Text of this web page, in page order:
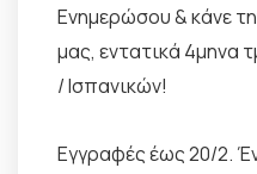
Ενημερώσου & κάνε
μας, εντατικά 4μηνα
/ Ισπανικών!
Εγγραφές έως 20/2.